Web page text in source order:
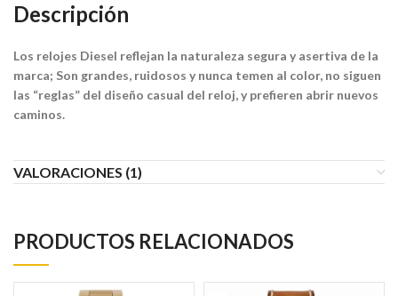
Descripción
Los relojes Diesel reflejan la naturaleza segura y asertiva de la
marca; Son grandes, ruidosos y nunca temen al color, no siguen
las “reglas” del diseño casual del reloj, y prefieren abrir nuevos
caminos.
VALORACIONES (1)
PRODUCTOS RELACIONADOS